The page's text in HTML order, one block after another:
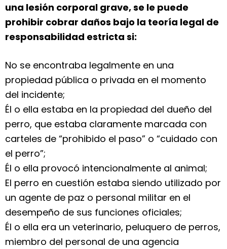
una lesión corporal grave, se le puede
prohibir cobrar daños bajo la teoría legal de
responsabilidad estricta si:
No se encontraba legalmente en una
propiedad pública o privada en el momento
del incidente;
Él o ella estaba en la propiedad del dueño del
perro, que estaba claramente marcada con
carteles de “prohibido el paso” o “cuidado con
el perro”;
Él o ella provocó intencionalmente al animal;
El perro en cuestión estaba siendo utilizado por
un agente de paz o personal militar en el
desempeño de sus funciones oficiales;
Él o ella era un veterinario, peluquero de perros,
miembro del personal de una agencia